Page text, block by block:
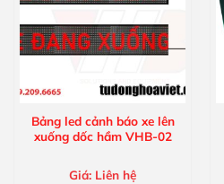
Bảng led cảnh báo xe lên
xuống dốc hầm VHB-02
Giá: Liên hệ